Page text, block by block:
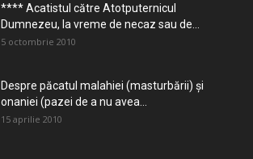
**** Acatistul către Atotputernicul
Dumnezeu, la vreme de necaz sau de...
5 octombrie 2010
Despre păcatul malahiei (masturbării) şi
onaniei (pazei de a nu avea...
15 aprilie 2010